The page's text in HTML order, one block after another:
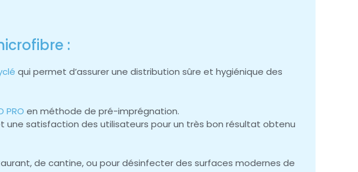
:
qui permet d’assurer une distribution sûre et hygiénique des
PRO en méthode de pré-imprégnation.
satisfaction des utilisateurs pour un très bon résultat obtenu
de cantine, ou pour désinfecter des surfaces modernes de